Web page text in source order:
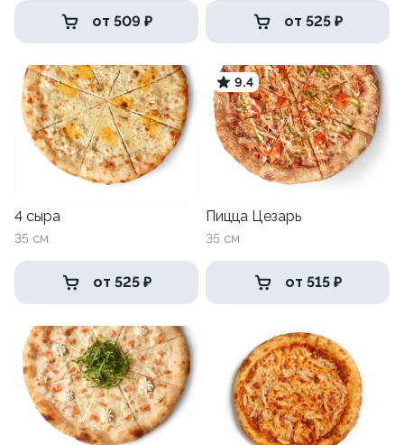
от 509 ₽ от 525 ₽
4 сыра
35 см
от 525 ₽
9.4
Пицца Цезарь
35 см
от 515 ₽